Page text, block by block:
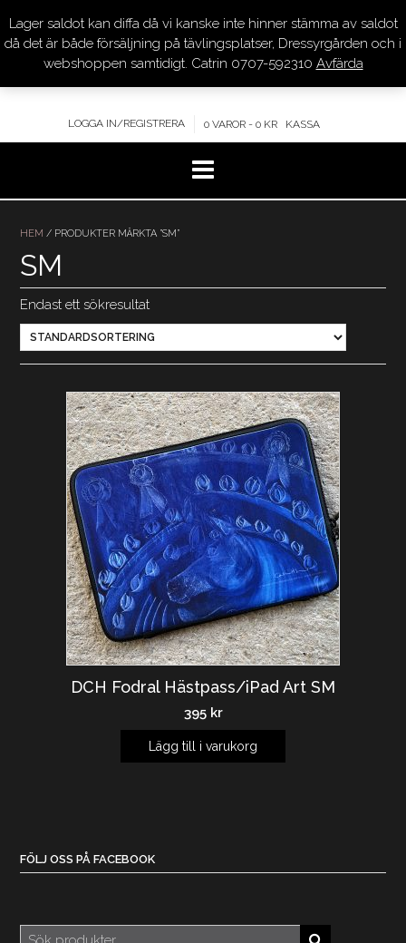
innehåll
DRESSYR.COM
KVALITET – KOMPETENS – SERVICE
LOGGA IN/REGISTRERA 0 VAROR - 0 KR KASSA
HEM / PRODUKTER MÄRKTA ”SM”
SM
Endast ett sökresultat
DCH Fodral Hästpass/iPad Art SM
395 kr
Lägg till i varukorg
FÖLJ OSS PÅ FACEBOOK
Sök
Lager saldot kan diffa då vi kanske inte hinner stämma av saldot
då det är både försäljning på tävlingsplatser, Dressyrgården och i
webshoppen samtidigt. Catrin 0707-592310 Avfärda